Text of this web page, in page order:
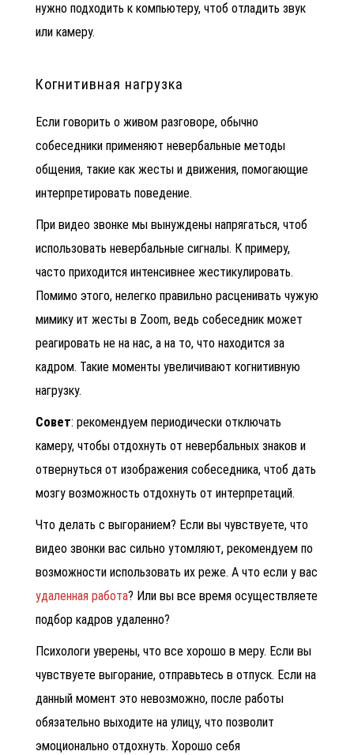
нужно подходить к компьютеру, чтоб отладить звук
или камеру.
Когнитивная нагрузка
Если говорить о живом разговоре, обычно
собеседники применяют невербальные методы
общения, такие как жесты и движения, помогающие
интерпретировать поведение.
При видео звонке мы вынуждены напрягаться, чтоб
использовать невербальные сигналы. К примеру,
часто приходится интенсивнее жестикулировать.
Помимо этого, нелегко правильно расценивать чужую
мимику ит жесты в Zoom, ведь собеседник может
реагировать не на нас, а на то, что находится за
кадром. Такие моменты увеличивают когнитивную
нагрузку.
Совет: рекомендуем периодически отключать
камеру, чтобы отдохнуть от невербальных знаков и
отвернуться от изображения собеседника, чтоб дать
мозгу возможность отдохнуть от интерпретаций.
Что делать с выгоранием? Если вы чувствуете, что
видео звонки вас сильно утомляют, рекомендуем по
возможности использовать их реже. А что если у вас
удаленная работа? Или вы все время осуществляете
подбор кадров удаленно?
Психологи уверены, что все хорошо в меру. Если вы
чувствуете выгорание, отправьтесь в отпуск. Если на
данный момент это невозможно, после работы
обязательно выходите на улицу, что позволит
эмоционально отдохнуть. Хорошо себя